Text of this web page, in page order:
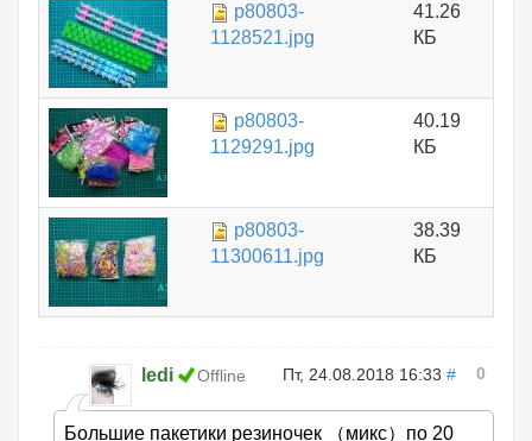
p80803-
1128521.jpg
41.26
КБ
p80803-
1129291.jpg
40.19
КБ
p80803-
11300611.jpg
38.39
КБ
ledi Offline Пт, 24.08.2018 16:33 # 0
Большие пакетики резиночек （микс）по 20